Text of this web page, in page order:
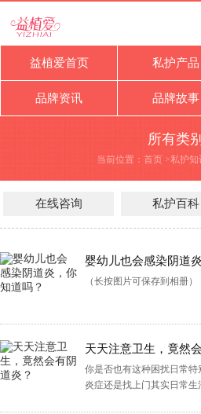
益植爱首页 私护产品
品牌资讯 品牌故事
所有类别
当前位置： 首页>私护知
在线咨询 私护百科
婴幼儿也会感染阴道
（长按图片可保存到相册）
天天注意卫生，竟然
你是否也有这种困扰日常
炎症还是找上门其实日常